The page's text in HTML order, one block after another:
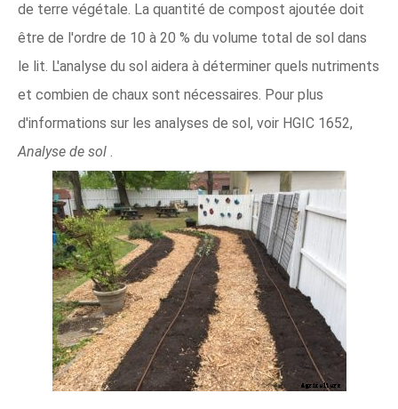
de terre végétale. La quantité de compost ajoutée doit
être de l'ordre de 10 à 20 % du volume total de sol dans
le lit. L'analyse du sol aidera à déterminer quels nutriments
et combien de chaux sont nécessaires. Pour plus
d'informations sur les analyses de sol, voir HGIC 1652,
Analyse de sol .